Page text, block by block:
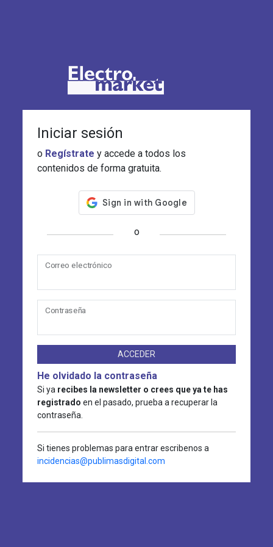
Iniciar sesión
o Regístrate y accede a todos los
contenidos de forma gratuita.
o
Correo electrónico
Contraseña
ACCEDER
He olvidado la contraseña
Si ya recibes la newsletter o crees que ya te has
registrado en el pasado, prueba a recuperar la
contraseña.
Si tienes problemas para entrar escribenos a
incidencias@publimasdigital.com